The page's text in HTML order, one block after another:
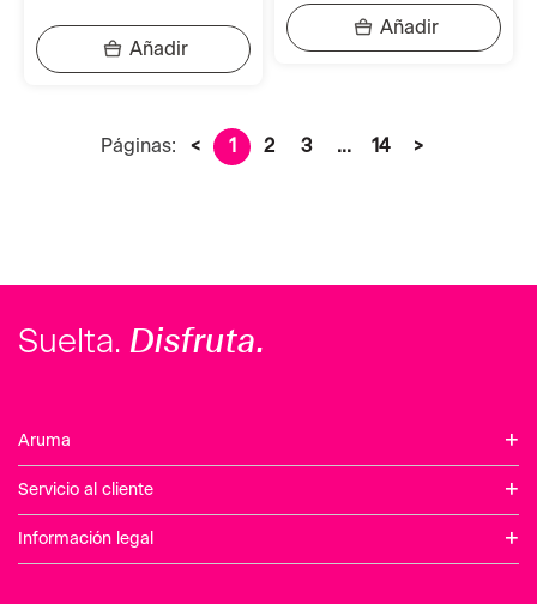
Páginas: < 1 2 3 ... 14 >
Suelta. Disfruta.
Aruma +
Servicio al cliente +
Información legal +